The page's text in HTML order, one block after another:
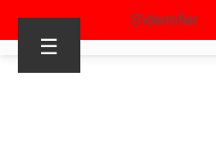
S’identifier
☰